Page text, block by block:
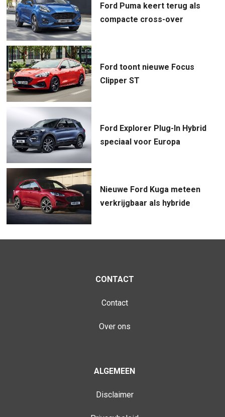
Ford Puma keert terug als
compacte cross-over
Ford toont nieuwe Focus
Clipper ST
Ford Explorer Plug-In Hybrid
speciaal voor Europa
Nieuwe Ford Kuga meteen
verkrijgbaar als hybride
CONTACT
Contact
Over ons
ALGEMEEN
Disclaimer